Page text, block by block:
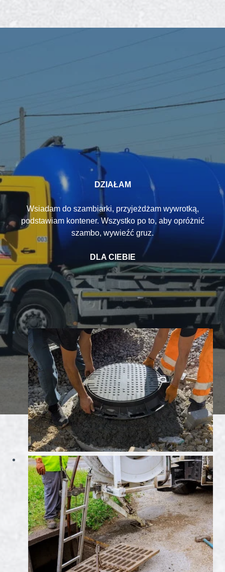
DZIAŁAM
Wsiadam do szambiarki, przyjeżdżam wywrotką,
podstawiam kontener. Wszystko po to, aby opróżnić
szambo, wywieźć gruz.
DLA CIEBIE